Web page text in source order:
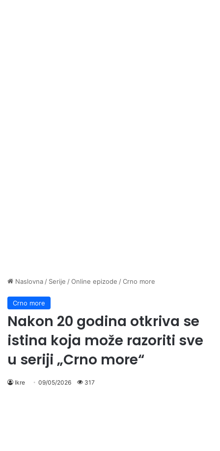
Naslovna / Serije /Online epizode /Crno more
Crno more
Nakon 20 godina otkriva se
istina koja može razoriti sve
u seriji „Crno more“
Ikre 09/05/2026 317